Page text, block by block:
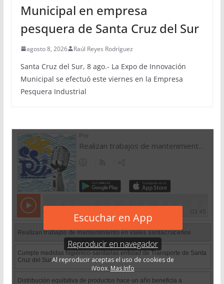
Municipal en empresa
pesquera de Santa Cruz del Sur
agosto 8, 2026 Raúl Reyes Rodríguez
Santa Cruz del Sur, 8 ago.- La Expo de Innovación
Municipal se efectuó este viernes en la Empresa
Pesquera Industrial